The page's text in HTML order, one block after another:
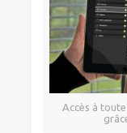
Accès à